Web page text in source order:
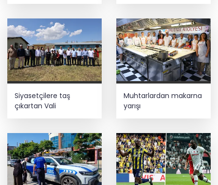
komisyondan geçti
HAYAT 112 Acil 800 bin indirmeyi aştı
Siyasetçilere taş
çıkartan Vali
Muhtarlardan makarna
yarışı